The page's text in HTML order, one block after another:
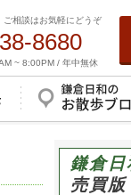
ご相談はお気軽にどうぞ
8680
~ 8:00PM / 年中無休
鎌倉日
売買版